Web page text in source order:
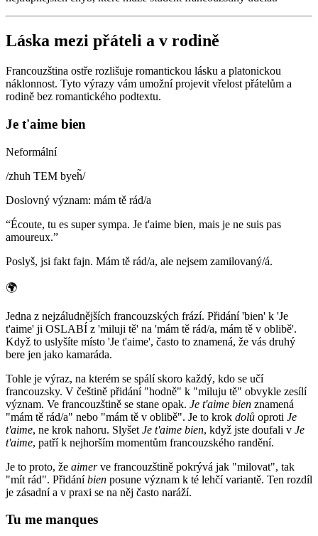
Láska mezi přáteli a v rodině
Francouzština ostře rozlišuje romantickou lásku a platonickou
náklonnost. Tyto výrazy vám umožní projevit vřelost přátelům a
rodině bez romantického podtextu.
Je t'aime bien
Neformální
/zhuh TEM byeh̃/
Doslovný význam: mám tě rád/a
“Écoute, tu es super sympa. Je t'aime bien, mais je ne suis pas
amoureux.”
Poslyš, jsi fakt fajn. Mám tě rád/a, ale nejsem zamilovaný/á.
🌍
Jedna z nejzáludnějších francouzských frází. Přidání 'bien' k 'Je
t'aime' ji OSLABÍ z 'miluji tě' na 'mám tě rád/a, mám tě v oblibě'.
Když to uslyšíte místo 'Je t'aime', často to znamená, že vás druhý
bere jen jako kamaráda.
Tohle je výraz, na kterém se spálí skoro každý, kdo se učí
francouzsky. V češtině přidání "hodně" k "miluju tě" obvykle zesílí
význam. Ve francouzštině se stane opak. Je t'aime bien znamená
"mám tě rád/a" nebo "mám tě v oblibě". Je to krok dolů oproti Je
t'aime, ne krok nahoru. Slyšet Je t'aime bien, když jste doufali v Je
t'aime, patří k nejhorším momentům francouzského randění.
Je to proto, že aimerve francouzštině pokrývá jak "milovat", tak
"mít rád". Přidáníbien posune význam k té lehčí variantě. Ten rozdíl
je zásadní a v praxi se na něj často naráží.
Tu me manques